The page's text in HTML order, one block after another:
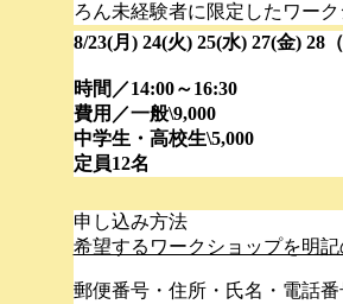
ろん未経験者に限定したワー
8/23(月) 24(火) 25(水) 27(金) 28
時間／14:00～16:30
費用／一般\9,000
中学生・高校生\5,000
定員12名
申し込み方法
希望するワークショップを明記
郵便番号・住所・氏名・電話